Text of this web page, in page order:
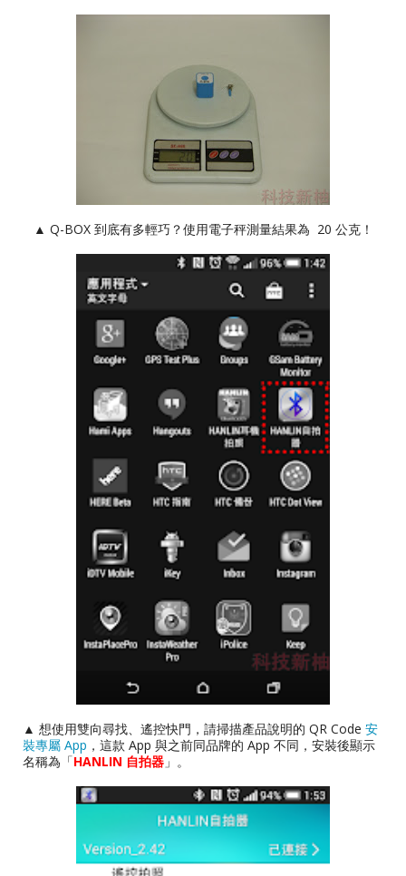
▲ Q-BOX 到底有多輕巧？使用電子秤測量結果為 20 公克！
▲ 想使用雙向尋找、遙控快門，請掃描產品說明的 QR Code 安
裝專屬 App ，這款 App 與之前同品牌的 App 不同，安裝後顯示
名稱為「HANLIN 自拍器 」。